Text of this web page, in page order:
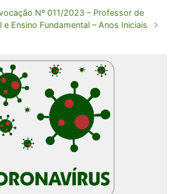
Nº 011/2023 – Professor de
e Ensino Fundamental – Anos Iniciais